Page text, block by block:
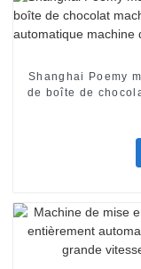
Shanghai Poemy
de boîte de